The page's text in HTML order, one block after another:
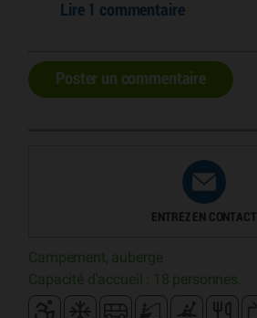
Lire 1 commentaire
Poster un commentaire
ENTREZ EN CONTACT
Campement, auberge
Capacité d'accueil : 18 personnes.